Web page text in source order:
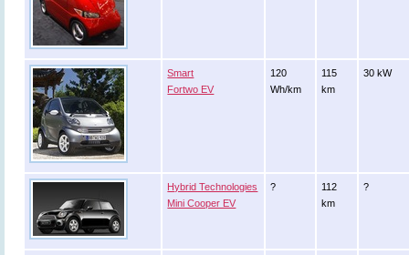
Smart
Fortwo EV
120
Wh/km
115
km
30 kW
Hybrid Technologies
Mini Cooper EV
?
112
km
?